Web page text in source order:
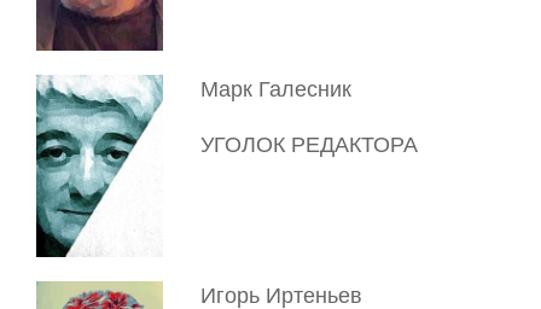
Марк Галесник
УГОЛОК РЕДАКТОРА
Игорь Иртеньев